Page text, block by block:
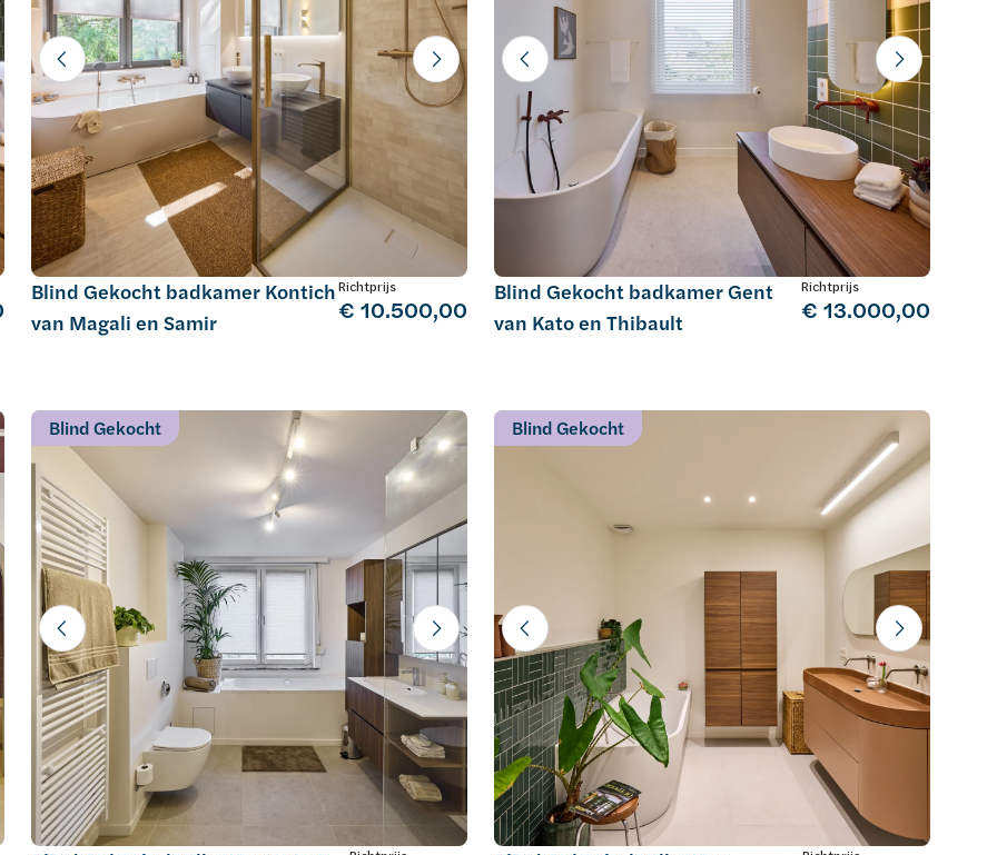
en
van
nu
luxe en
design.
Blind Gekocht badkamer Kontich
van Magali en Samir
Richtprijs
€ 10.500,00
Blind Gekocht badkamer Gent
van Kato en Thibault
Richtprijs
€ 13.000,00
Blind Gekocht Blind Gekocht